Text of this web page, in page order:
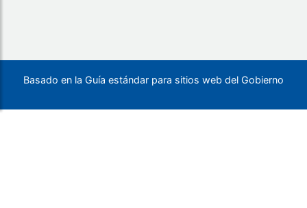
Basado en la Guía estándar para sitios web del Gobierno